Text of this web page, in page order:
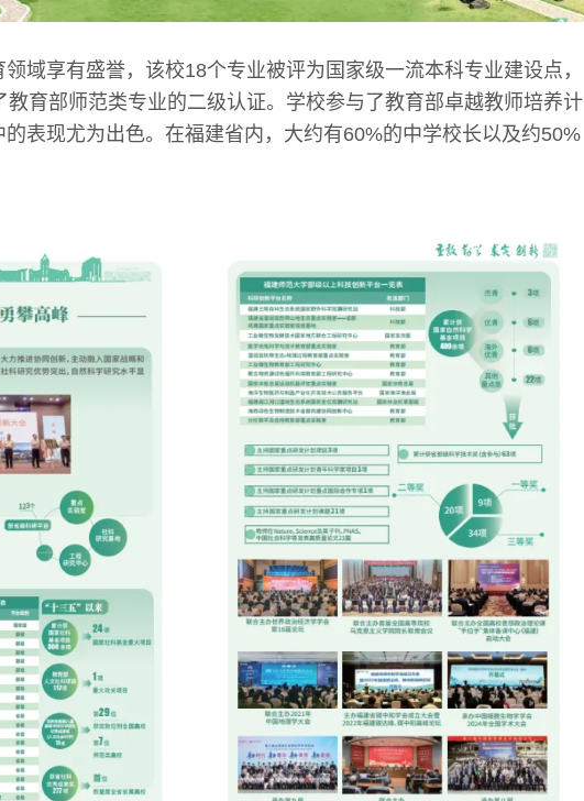
域享有盛誉，该校18个专业被评为国家级一流本科专业建设点，
教育部师范类专业的二级认证。学校参与了教育部卓越教师培养计
表现尤为出色。在福建省内，大约有60%的中学校长以及约50%